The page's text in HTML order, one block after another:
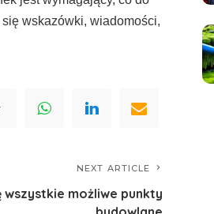
wskazówki, wiadomości,
NEXT ARTICLE
możliwe punkty